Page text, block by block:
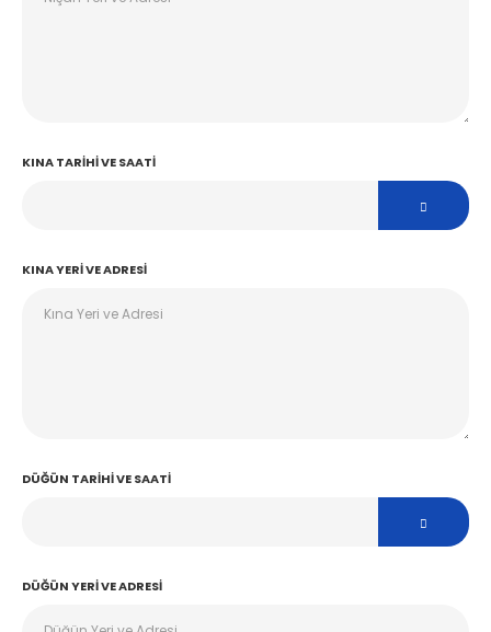
KINA TARIHI VE SAATI
KINA YERI VE ADRESI
DÜĞÜN TARIHI VE SAATI
DÜĞÜN YERI VE ADRESI